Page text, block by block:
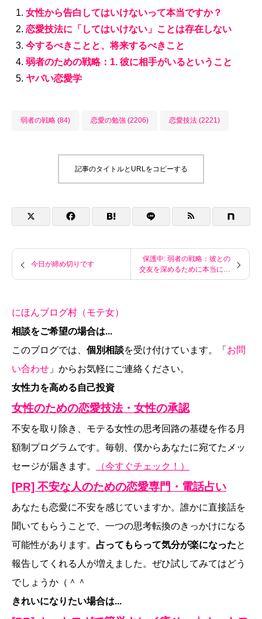
女性から告白してはいけないって本当ですか？
恋愛技法に「してはいけない」ことは存在しない
今するべきことと、将来するべきこと
弱者のための戦略：1. 彼に相手がいるということ
ヤバい恋愛学
弱者の戦略 (84) 恋愛の勉強 (2206) 恋愛技法 (2221)
記事のタイトルとURLをコピーする
今日が締め切りです
保護中: 弱者の戦略：彼との
交友を深めるために本当にす
るべき話題
にほんブログ村（モテ女）
相談をご希望の場合は...
このブログでは、 個別相談を受け付けています。「 お問
い合わせ 」からお気軽にご連絡ください。
女性力を高める自己投資
女性のための恋愛技法・女性の承認
不安を取り除き、モテる女性の思考回路の基礎を作る月
額制プログラムです。毎朝、僕からあなたに宛てたメッ
セージが届きます。
（今すぐチェック！）
[PR] 不安な人のための恋愛専門・電話占い
あなたも恋愛に不安を感じていますか。誰かに直接話を
聞いてもらうことで、一つの思考転換のきっかけになる
可能性があります。 占ってもらって気分が楽になったと
報告してくれる人が増えました。ぜひ試してみてはどう
でしょうか（＾＾
きれいになりたい場合は...